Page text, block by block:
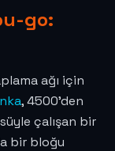
go:
ağı için
, 4500'den
çalışan bir
bir bloğu